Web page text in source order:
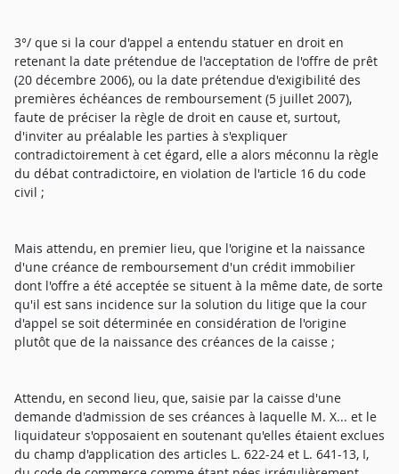
3°/ que si la cour d'appel a entendu statuer en droit en
retenant la date prétendue de l'acceptation de l'offre de prêt
(20 décembre 2006), ou la date prétendue d'exigibilité des
premières échéances de remboursement (5 juillet 2007),
faute de préciser la règle de droit en cause et, surtout,
d'inviter au préalable les parties à s'expliquer
contradictoirement à cet égard, elle a alors méconnu la règle
du débat contradictoire, en violation de l'article 16 du code
civil ;
Mais attendu, en premier lieu, que l'origine et la naissance
d'une créance de remboursement d'un crédit immobilier
dont l'offre a été acceptée se situent à la même date, de sorte
qu'il est sans incidence sur la solution du litige que la cour
d'appel se soit déterminée en considération de l'origine
plutôt que de la naissance des créances de la caisse ;
Attendu, en second lieu, que, saisie par la caisse d'une
demande d'admission de ses créances à laquelle M. X... et le
liquidateur s'opposaient en soutenant qu'elles étaient exclues
du champ d'application des articles L. 622-24 et L. 641-13, I,